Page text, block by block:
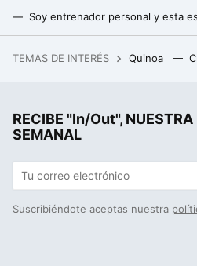
TEMAS DE INTERÉS Quinoa
RECIBE "In/Out",
SEMANAL
Suscribiéndote aceptas nuestra